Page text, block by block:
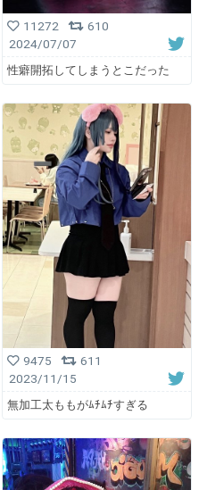
11272
610
2024/07/07
性癖開拓してしまうとこだった
9475
611
2023/11/15
無加工太ももがﾑﾁﾑﾁすぎる